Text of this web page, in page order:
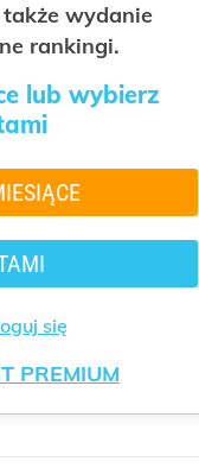
wydanie
rankingi.
lub wybierz
się
PREMIUM